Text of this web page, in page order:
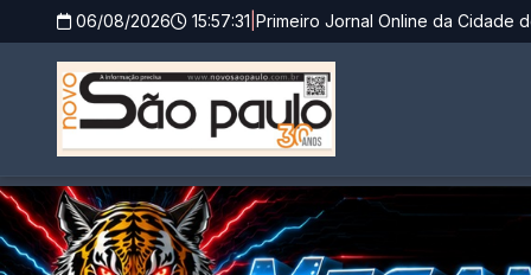
06/08/2026 15:57:32 |Primeiro Jornal Online da Cidade